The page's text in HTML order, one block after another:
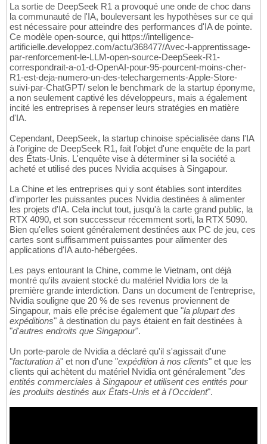
La sortie de DeepSeek R1 a provoqué une onde de choc dans
la communauté de l'IA, bouleversant les hypothèses sur ce qui
est nécessaire pour atteindre des performances d'IA de pointe.
Ce modèle open-source, qui https://intelligence-
artificielle.developpez.com/actu/368477/Avec-l-apprentissage-
par-renforcement-le-LLM-open-source-DeepSeek-R1-
correspondrait-a-o1-d-OpenAI-pour-95-pourcent-moins-cher-
R1-est-deja-numero-un-des-telechargements-Apple-Store-
suivi-par-ChatGPT/ selon le benchmark de la startup éponyme,
a non seulement captivé les développeurs, mais a également
incité les entreprises à repenser leurs stratégies en matière
d'IA.
Cependant, DeepSeek, la startup chinoise spécialisée dans l'IA
à l'origine de DeepSeek R1, fait l'objet d'une enquête de la part
des États-Unis. L'enquête vise à déterminer si la société a
acheté et utilisé des puces Nvidia acquises à Singapour.
La Chine et les entreprises qui y sont établies sont interdites
d'importer les puissantes puces Nvidia destinées à alimenter
les projets d'IA. Cela inclut tout, jusqu'à la carte grand public, la
RTX 4090, et son successeur récemment sorti, la RTX 5090.
Bien qu'elles soient généralement destinées aux PC de jeu, ces
cartes sont suffisamment puissantes pour alimenter des
applications d'IA auto-hébergées.
Les pays entourant la Chine, comme le Vietnam, ont déjà
montré qu'ils avaient stocké du matériel Nvidia lors de la
première grande interdiction. Dans un document de l'entreprise,
Nvidia souligne que 20 % de ses revenus proviennent de
Singapour, mais elle précise également que "la plupart des
expéditions" à destination du pays étaient en fait destinées à
"d'autres endroits que Singapour".
Un porte-parole de Nvidia a déclaré qu'il s'agissait d'une
"facturation à" et non d'une "expédition à nos clients" et que les
clients qui achètent du matériel Nvidia ont généralement "des
entités commerciales à Singapour et utilisent ces entités pour
les produits destinés aux États-Unis et à l'Occident".